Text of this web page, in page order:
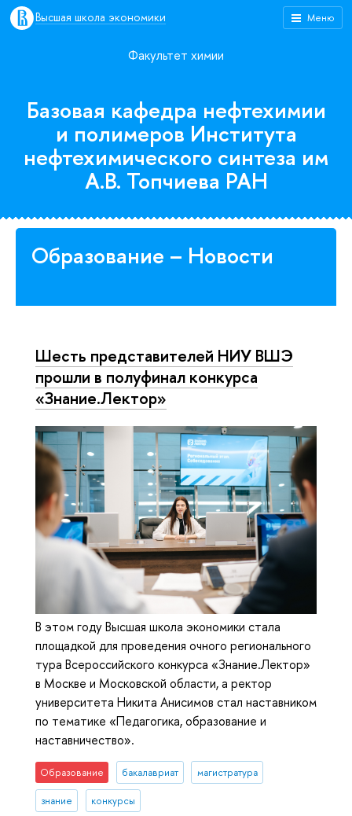
Меню
Высшая школа экономики
Факультет химии
Базовая кафедра нефтехимии
и полимеров Института
нефтехимического синтеза им
А.В. Топчиева РАН
Образование – Новости
Шесть представителей НИУ ВШЭ
прошли в полуфинал конкурса
«Знание.Лектор»
В этом году Высшая школа экономики стала
площадкой для проведения очного регионального
тура Всероссийского конкурса «Знание.Лектор»
в Москве и Московской области, а ректор
университета Никита Анисимов стал наставником
по тематике «Педагогика, образование и
наставничество».
Образование бакалавриат магистратура
знание конкурсы